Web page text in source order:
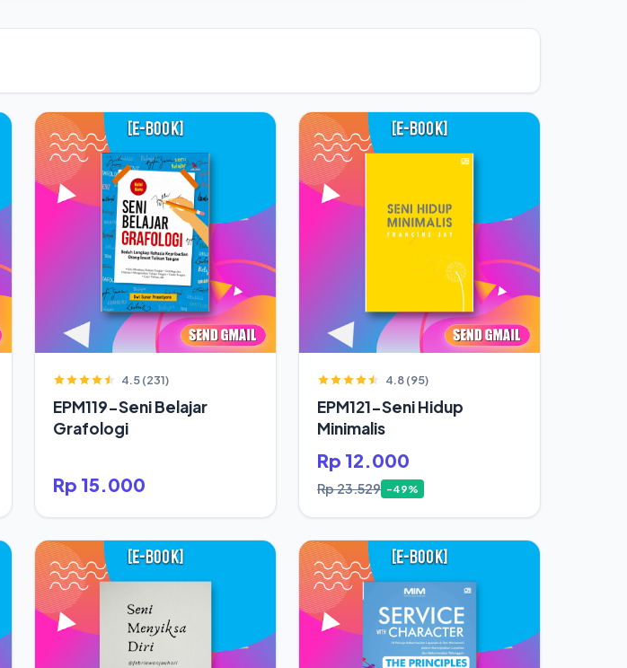
4.5 (231)
EPM119-Seni Belajar
Grafologi
Rp 15.000
4.8 (95)
EPM121-Seni Hidup
Minimalis
Rp 12.000
Rp 23.529 -49%